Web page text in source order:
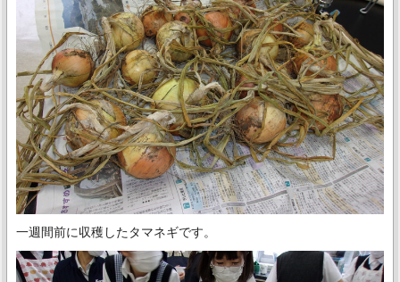
一週間前に収穫したタマネギです。